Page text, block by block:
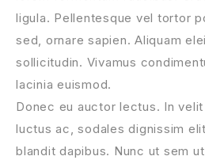
ligula. Pellentesque vel tortor
sed, ornare sapien. Aliquam
sollicitudin. Vivamus
lacinia euismod.
Donec eu auctor lectus. In
luctus ac, sodales dignissim
blandit dapibus. Nunc ut sem